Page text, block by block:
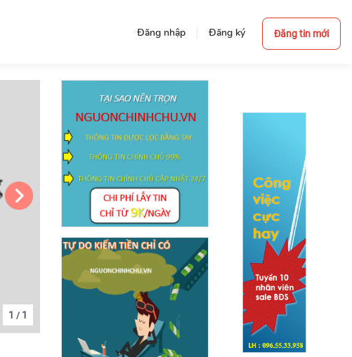
Đăng nhập Đăng ký Đăng tin mới
1 / 1